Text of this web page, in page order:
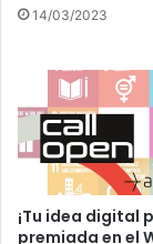
14/03/2023
¡Tu idea digital
premiada en el